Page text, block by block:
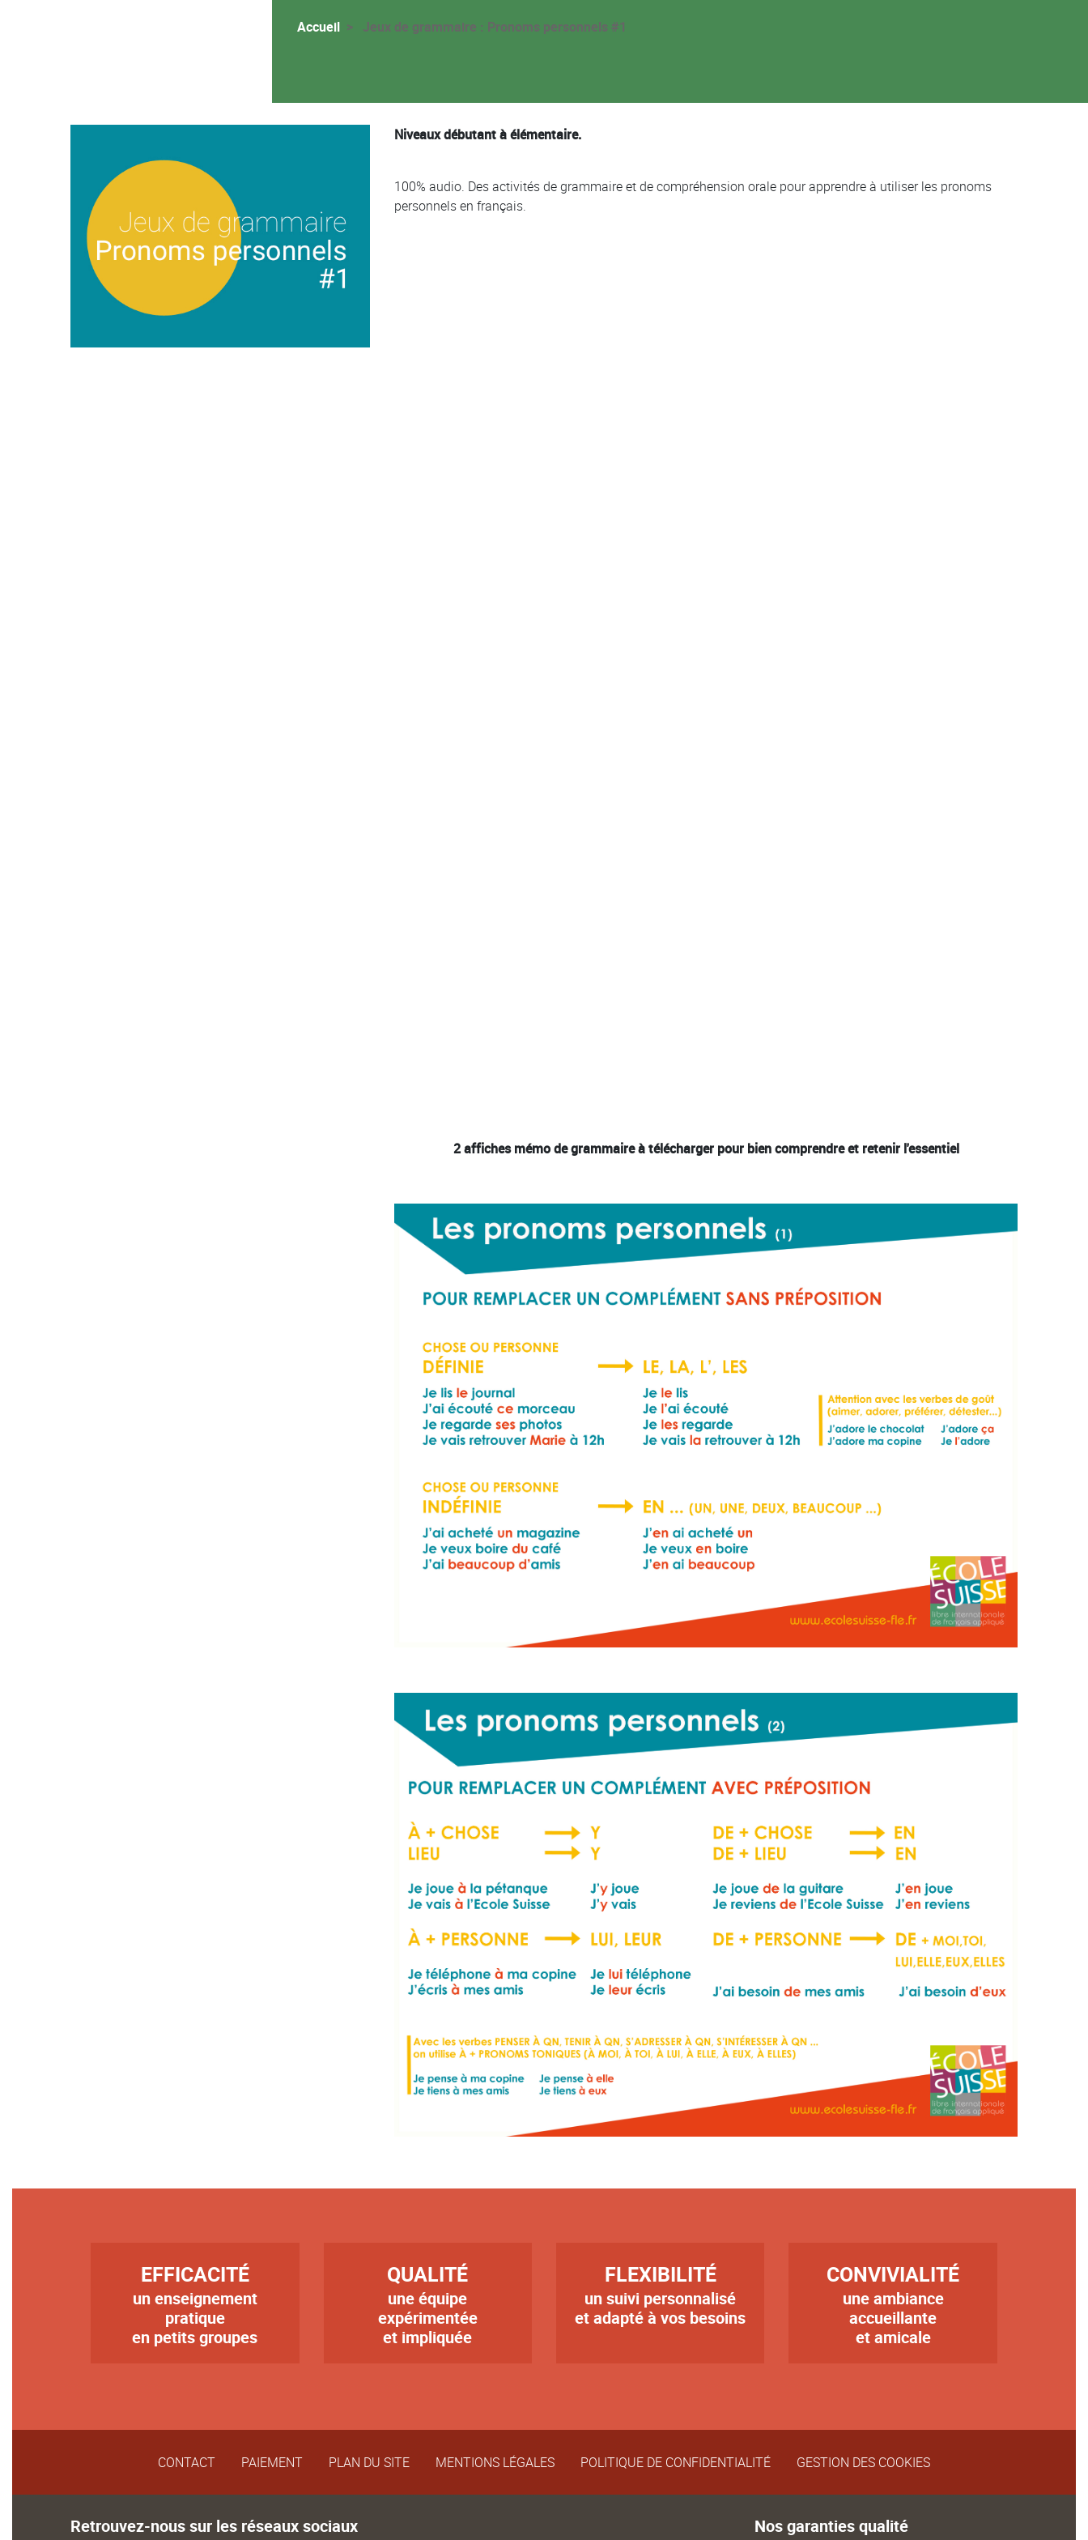
Accueil Jeux de grammaire : Pronoms personnels #1
Niveaux débutant à élémentaire.
100% audio. Des activités de grammaire et de compréhension orale pour apprendre à utiliser les pronoms
personnels en français.
2 affiches mémo de grammaire à télécharger pour bien comprendre et retenir l'essentiel
TITREEFFICACITÉ
Texteun enseignement
pratique
en petits groupes
QUALITÉ
une équipe
expérimentée
et impliquée
TITREFLEXIBILITÉ
Texte
un suivi personnalisé
et adapté à vos besoins
TITRECONVIVIALITÉ
une ambiance
accueillante
et amicale
CONTACT PAIEMENT PLAN DU SITE MENTIONS LÉGALES POLITIQUE DE CONFIDENTIALITÉ GESTION DES COOKIES
Retrouvez-nous sur les réseaux sociaux Nos garanties qualité